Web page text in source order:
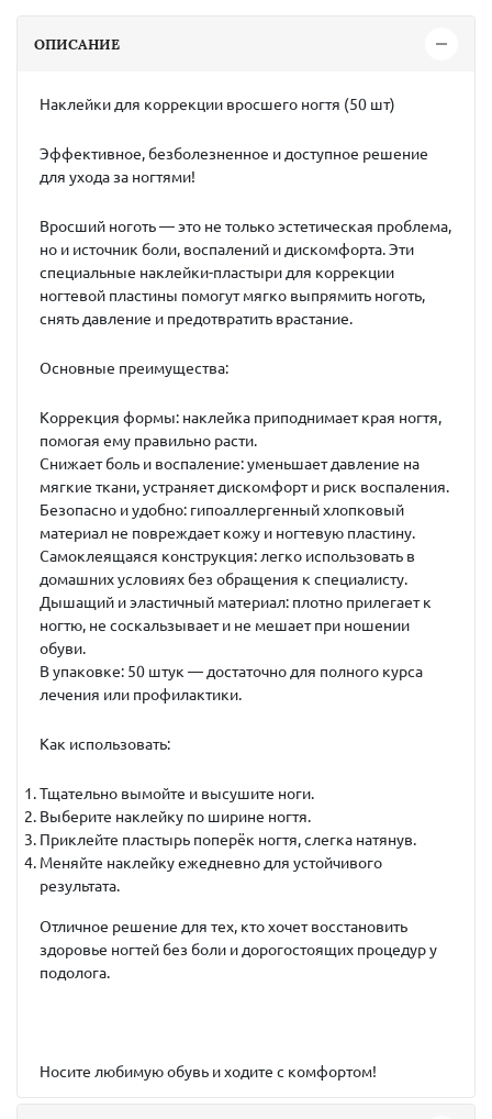
ОПИСАНИЕ
Наклейки для коррекции вросшего ногтя (50 шт)
Эффективное, безболезненное и доступное решение
для ухода за ногтями!
Вросший ноготь — это не только эстетическая проблема,
но и источник боли, воспалений и дискомфорта. Эти
специальные наклейки-пластыри для коррекции
ногтевой пластины помогут мягко выпрямить ноготь,
снять давление и предотвратить врастание.
Основные преимущества:
Коррекция формы: наклейка приподнимает края ногтя,
помогая ему правильно расти.
Снижает боль и воспаление: уменьшает давление на
мягкие ткани, устраняет дискомфорт и риск воспаления.
Безопасно и удобно: гипоаллергенный хлопковый
материал не повреждает кожу и ногтевую пластину.
Самоклеящаяся конструкция: легко использовать в
домашних условиях без обращения к специалисту.
Дышащий и эластичный материал: плотно прилегает к
ногтю, не соскальзывает и не мешает при ношении
обуви.
В упаковке: 50 штук — достаточно для полного курса
лечения или профилактики.
Как использовать:
Тщательно вымойте и высушите ноги.
Выберите наклейку по ширине ногтя.
Приклейте пластырь поперёк ногтя, слегка натянув.
Меняйте наклейку ежедневно для устойчивого
результата.
Отличное решение для тех, кто хочет восстановить
здоровье ногтей без боли и дорогостоящих процедур у
подолога.
Носите любимую обувь и ходите с комфортом!